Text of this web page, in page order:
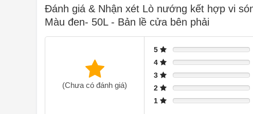
Đánh giá & Nhận xét Lò nướng kết hợp vi
Màu đen- 50L - Bản lề cửa bên phải
(Chưa có đánh giá)
5
4
3
2
1